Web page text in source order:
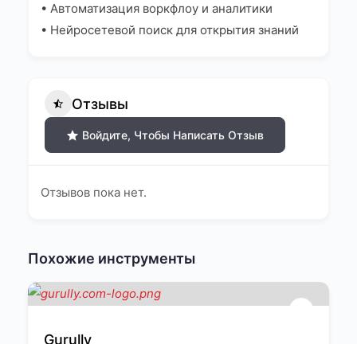
• Автоматизация воркфлоу и аналитики
• Нейросетевой поиск для открытия знаний
Отзывы
Войдите, Чтобы Написать Отзыв
Отзывов пока нет.
Похожие инструменты
Gurully